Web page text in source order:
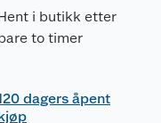
i butikk etter
to timer
dagers åpent